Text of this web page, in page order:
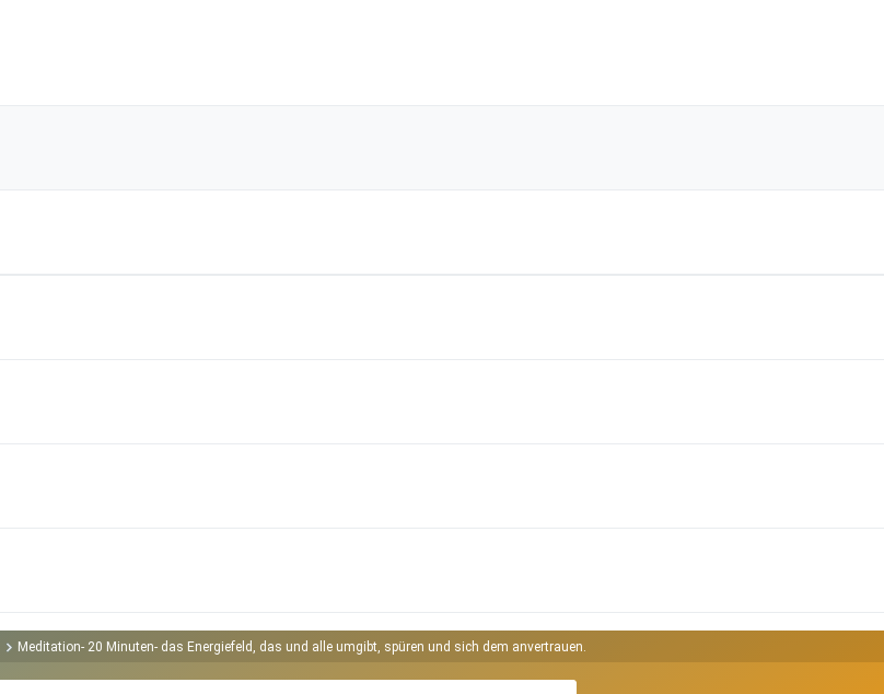
Meditation- 20 Minuten- das Energiefeld, das und alle umgibt, spüren und sich dem anvertrauen.